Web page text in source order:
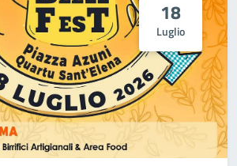
18
Luglio